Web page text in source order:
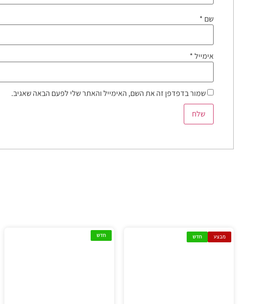
שם *
אימייל*
שמור בדפדפן זה את השם, האימייל והאתר שלי לפעם הבאה שאגיב.
מבצע חדש חדש